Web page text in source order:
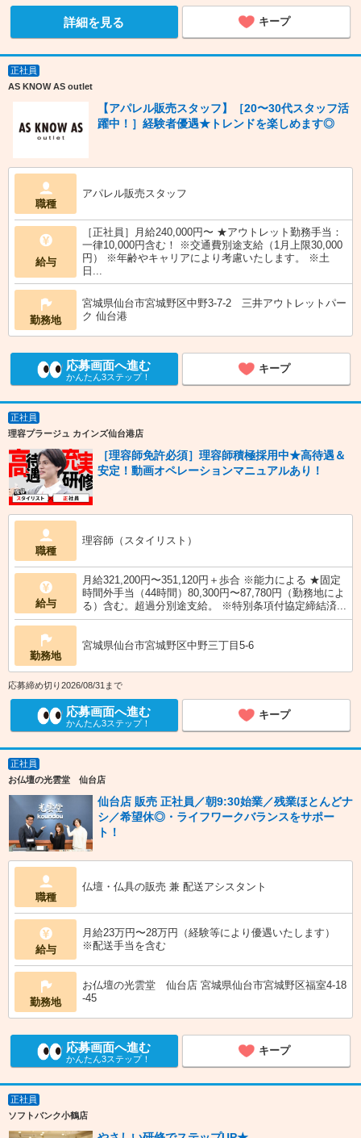
詳細を見る キープ
正社員
AS KNOW AS outlet
【アパレル販売スタッフ】［20〜30代スタッフ活
躍中！］経験者優遇★トレンドを楽しめます◎
職種
アパレル販売スタッフ
給与
［正社員］月給240,000円〜 ★アウトレット勤務手当：
一律10,000円含む！ ※交通費別途支給（1月上限30,000
円） ※年齢やキャリアにより考慮いたします。 ※土
日...
勤務地
宮城県仙台市宮城野区中野3-7-2 三井アウトレットパー
ク 仙台港
応募画面へ進む
かんたん3ステップ！
キープ
正社員
理容プラージュ カインズ仙台港店
［理容師免許必須］理容師積極採用中★高待遇＆
安定！動画オペレーションマニュアルあり！
職種
理容師（スタイリスト）
給与
月給321,200円〜351,120円＋歩合 ※能力による ★固定
時間外手当（44時間）80,300円〜87,780円（勤務地によ
る）含む。超過分別途支給。 ※特別条項付協定締結済...
勤務地
宮城県仙台市宮城野区中野三丁目5-6
応募締め切り2026/08/31まで
応募画面へ進む
かんたん3ステップ！
キープ
正社員
お仏壇の光雲堂 仙台店
仙台店 販売 正社員／朝9:30始業／残業ほとんどナ
シ／希望休◎・ライフワークバランスをサポー
ト！
職種
仏壇・仏具の販売 兼 配送アシスタント
給与
月給23万円〜28万円（経験等により優遇いたします）
※配送手当を含む
勤務地
お仏壇の光雲堂 仙台店 宮城県仙台市宮城野区福室4-18
-45
応募画面へ進む
かんたん3ステップ！
キープ
正社員
ソフトバンク小鶴店